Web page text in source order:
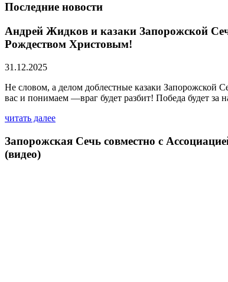
Последние новости
Андрей Жидков и казаки Запорожской
Рождеством Христовым!
31.12.2025
Не словом, а делом доблестные казаки Запорожской
вас и понимаем —враг будет разбит! Победа будет
читать далее
Запорожская Сечь совместно с
(видео)